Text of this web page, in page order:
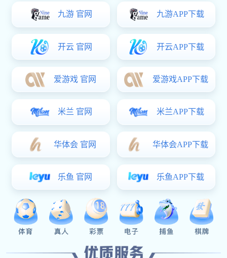
公司邮箱
VSport体育:CSC2E101(E2101)
VSport体育:压力式触控板HapticPad
电源管理
电池管理
汽车电子
产品概述
产品概述 收藏
CSC2E101(E2101)